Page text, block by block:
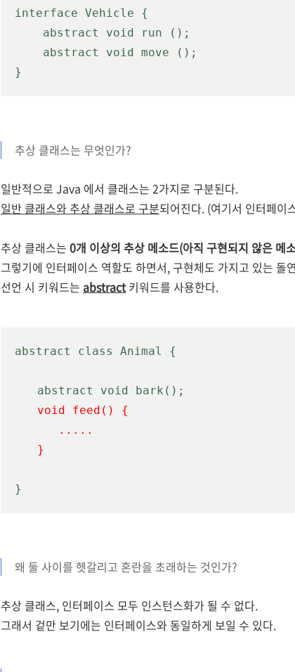
interface Vehicle {
abstract void
run ();
    abstract void move ();
}
추상 클래스는 무엇인가?
일반적으로 Java 에서 클래스는 2가지로 구분된다.
일반 클래스와 추상 클래스로 구분되어진다. (여기서 인터페이
추상 클래스는 0개 이상의 추상 메소드(아직 구현되지 않은 메
그렇기에 인터페이스 역할도 하면서, 구현체도 가지고 있는 돌
선언 시 키워드는 abstract키워드를 사용한다.
abstract class Animal {
abstract void bark ();
void feed( ) {
   .....
}
}
왜 둘 사이를 헷갈리고 혼란을 초래하는 것인가?
추상 클래스, 인터페이스 모두 인스턴스화가 될 수 없다.
그래서 겉만 보기에는 인터페이스와 동일하게 보일 수 있다.